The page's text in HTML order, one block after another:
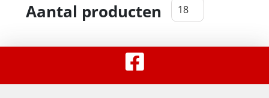
Aantal producten